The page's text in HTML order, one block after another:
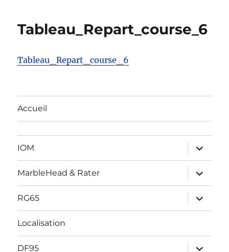
Tableau_Repart_course_6
Tableau_Repart_course_6
Accueil
IOM
ouvrir
le
sous-
menu
MarbleHead & Rater
ouvrir
le
sous-
menu
RG65
ouvrir
le
sous-
Localisation
DF95
ouvrir